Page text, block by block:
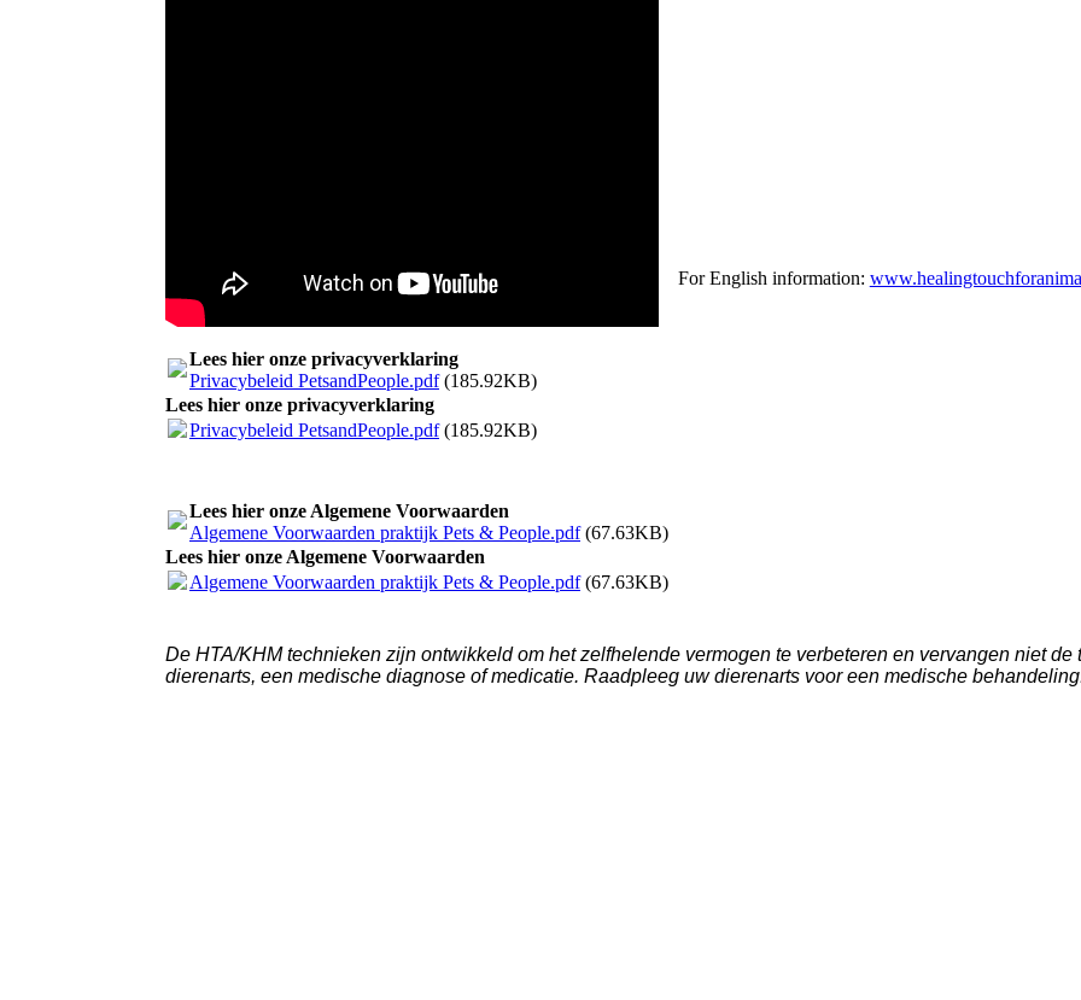
For English information:
Lees hier onze privacyverklaring
Privacybeleid PetsandPeople.pdf(185.92KB)
Lees hier onze privacyverklaring
Privacybeleid PetsandPeople.pdf(185.92KB)
Lees hier onze Algemene Voorwaarden
Algemene Voorwaarden praktijk Pets & People.pdf(67.63KB)
Lees hier onze Algemene Voorwaarden
Algemene Voorwaarden praktijk Pets & People.pdf(67.63KB)
De HTA/KHM technieken zijn ontwikkeld om het zelfhelende vermogen te verbeteren en vervangen niet
dierenarts, een medische diagnose of medicatie. Raadpleeg uw dierenarts voor een medische